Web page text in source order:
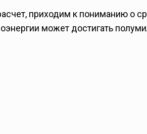
приходим к пониманию
может достигать